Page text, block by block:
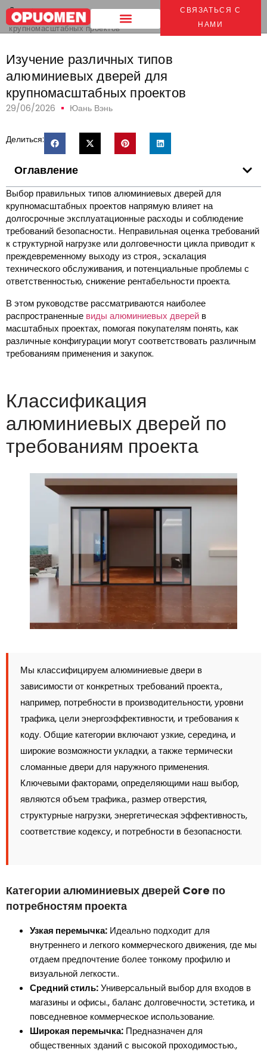
СВЯЗАТЬСЯ С
НАМИ
Дом >
Изучение различных типов алюминиевых дверей для
крупномасштабных проектов
Изучение различных типов
алюминиевых дверей для
крупномасштабных проектов
29/06/2026 Юань Вэнь
Делиться:
Оглавление
Выбор правильных типов алюминиевых дверей для
крупномасштабных проектов напрямую влияет на
долгосрочные эксплуатационные расходы и соблюдение
требований безопасности.. Неправильная оценка требований
к структурной нагрузке или долговечности цикла приводит к
преждевременному выходу из строя., эскалация
технического обслуживания, и потенциальные проблемы с
ответственностью, снижение рентабельности проекта.
В этом руководстве рассматриваются наиболее
распространенные виды алюминиевых дверей в
масштабных проектах, помогая покупателям понять, как
различные конфигурации могут соответствовать различным
требованиям применения и закупок.
Классификация
алюминиевых дверей по
требованиям проекта
Мы классифицируем алюминиевые двери в
зависимости от конкретных требований проекта.,
например, потребности в производительности, уровни
трафика, цели энергоэффективности, и требования к
коду. Общие категории включают узкие, середина, и
широкие возможности укладки, а также термически
сломанные двери для наружного применения.
Ключевыми факторами, определяющими наш выбор,
являются объем трафика., размер отверстия,
структурные нагрузки, энергетическая эффективность,
соответствие кодексу, и потребности в безопасности.
Категории алюминиевых дверей Core по
потребностям проекта
Узкая перемычка: Идеально подходит для
внутреннего и легкого коммерческого движения, где мы
отдаем предпочтение более тонкому профилю и
визуальной легкости..
Средний стиль:Универсальный выбор для входов в
магазины и офисы., баланс долговечности, эстетика, и
повседневное коммерческое использование.
Широкая перемычка: Предназначен для
общественных зданий с высокой проходимостью.,